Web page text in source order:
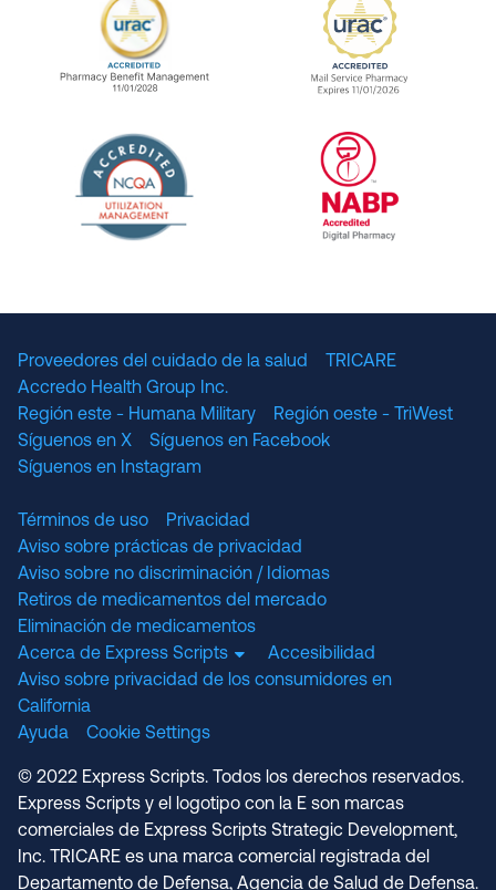
URAC Accredited Pharmacy Benefit
URAC
Proveedores del cuidado de la salud
TRICARE
Accredo Health Group Inc.
Región este - Humana Military
Región oeste - TriWest
Síguenos en X
Síguenos en Facebook
Síguenos en Instagram
Términos de uso
Privacidad
Aviso sobre prácticas de privacidad
Aviso sobre no discriminación / Idiomas
Retiros de medicamentos del mercado
Eliminación de medicamentos
Acerca de Express Scripts
Accesibilidad
Aviso sobre privacidad de los consumidores en
California
Ayuda
Cookie Settings
© 2022 Express Scripts. Todos los derechos reservados.
Express Scripts y el logotipo con la E son marcas
comerciales de Express Scripts Strategic Development,
Inc. TRICARE es una marca comercial registrada del
Departamento de Defensa, Agencia de Salud de Defensa.